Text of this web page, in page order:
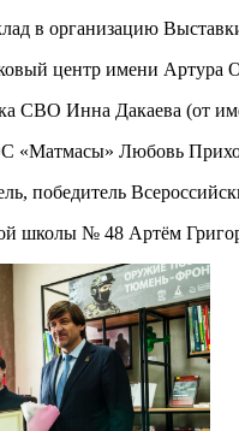
в организацию
центр имени Артура
СВО Инна Дакаева (от
«Матмасы» Любовь
победитель
школы № 48 Артём